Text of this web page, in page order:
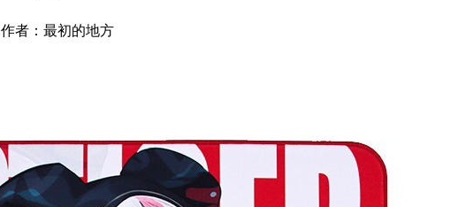
作者：最初的地方